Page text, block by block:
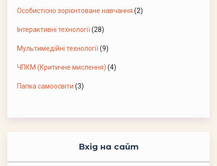
Особистісно зорієнтоване навчання (2)
Інтерактивні технології(28)
Мультимедійні технології(9)
ЧПКМ (Критичне мислення) (4)
Папка самоосвіти (3)
Вхід на сайт